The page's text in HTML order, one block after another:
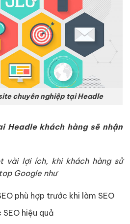
chuyên nghiệp tại Headle
Headle khách hàng sẽ nhận
vài lợi ích, khi khách hàng sử
Google như
phù hợp trước khi làm SEO
hiệu quả